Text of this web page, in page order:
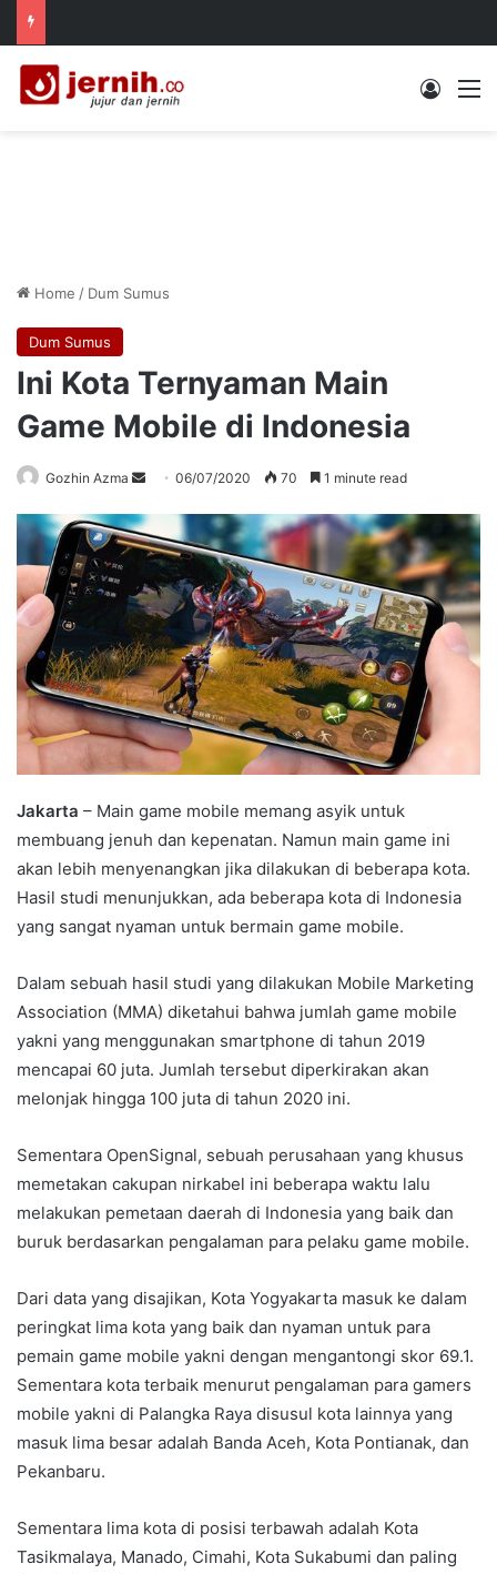
Log In
Home / Dum Sumus
Dum Sumus
Ini Kota Ternyaman Main
Game Mobile di Indonesia
Gozhin Azma
Send
email
06/07/2020 70 1 minute read
Jakarta – Main game mobile memang asyik untuk
membuang jenuh dan kepenatan. Namun main game ini
akan lebih menyenangkan jika dilakukan di beberapa kota.
Hasil studi menunjukkan, ada beberapa kota di Indonesia
yang sangat nyaman untuk bermain game mobile.
Dalam sebuah hasil studi yang dilakukan Mobile Marketing
Association (MMA) diketahui bahwa jumlah game mobile
yakni yang menggunakan smartphone di tahun 2019
mencapai 60 juta. Jumlah tersebut diperkirakan akan
melonjak hingga 100 juta di tahun 2020 ini.
Sementara OpenSignal, sebuah perusahaan yang khusus
memetakan cakupan nirkabel ini beberapa waktu lalu
melakukan pemetaan daerah di Indonesia yang baik dan
buruk berdasarkan pengalaman para pelaku game mobile.
Dari data yang disajikan, Kota Yogyakarta masuk ke dalam
peringkat lima kota yang baik dan nyaman untuk para
pemain game mobile yakni dengan mengantongi skor 69.1.
Sementara kota terbaik menurut pengalaman para gamers
mobile yakni di Palangka Raya disusul kota lainnya yang
masuk lima besar adalah Banda Aceh, Kota Pontianak, dan
Pekanbaru.
Sementara lima kota di posisi terbawah adalah Kota
Tasikmalaya, Manado, Cimahi, Kota Sukabumi dan paling